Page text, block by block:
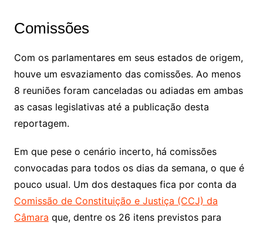
Comissões
Com os parlamentares em seus estados de origem,
houve um esvaziamento das comissões. Ao menos
8 reuniões foram canceladas ou adiadas em ambas
as casas legislativas até a publicação desta
reportagem.
Em que pese o cenário incerto, há comissões
convocadas para todos os dias da semana, o que é
pouco usual. Um dos destaques fica por conta da
Comissão de Constituição e Justiça (CCJ) da
Câmara que, dentre os 26 itens previstos para